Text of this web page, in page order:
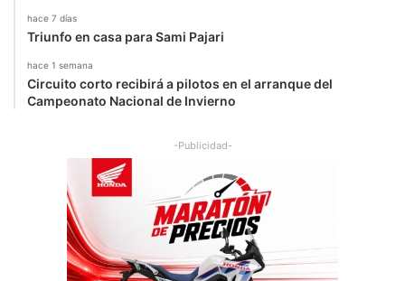
hace 7 días
Triunfo en casa para Sami Pajari
hace 1 semana
Circuito corto recibirá a pilotos en el arranque del
Campeonato Nacional de Invierno
-Publicidad-